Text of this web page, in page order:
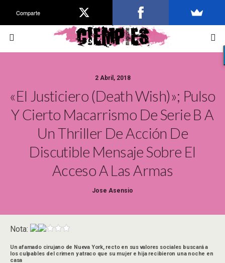
2 Abril, 2018
«El Justiciero (Death Wish)»; Pulso
Y Cierto Macarrismo De Serie B A
Un Thriller De Acción De
Discutible Mensaje Sobre El
Acceso A Las Armas
Jose Asensio
Nota:
Un afamado cirujano de Nueva York, recto en sus valores sociales buscará a
los culpables del crimen y atraco que su mujer e hija recibieron una noche en
casa
Comparte